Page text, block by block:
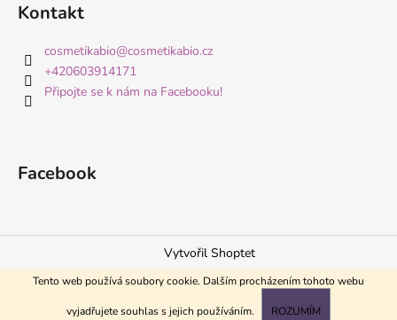
Tento web používá soubory cookie. Dalším procházením tohoto webu
vyjadřujete souhlas s jejich používáním. ROZUMÍM
Kontakt
cosmetikabio@cosmetikabio.cz
+420603914171
Připojte se k nám na Facebooku!
Facebook
Vytvořil Shoptet
Copyright 2026Česká přírodní kosmetika CosmetikaBio.